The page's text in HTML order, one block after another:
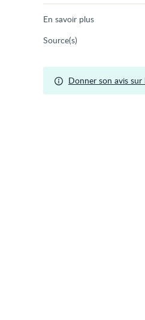
En savoir plus
Source(s)
Donner son avis sur